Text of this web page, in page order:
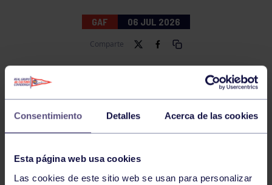
Consentimiento Detalles Acerca de las cookies
Esta página web usa cookies
Las cookies de este sitio web se usan para personalizar
GAF 06 JUL 2026
Comparte
NOTICIAS RELACIONADAS